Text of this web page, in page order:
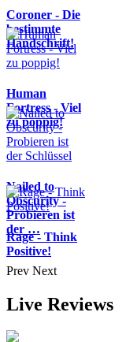
Coroner - Die
bestimmte
Handschrift!
Human
Fortress - Viel
zu poppig!
Nailed to
Obscurity -
Probieren ist
der …
Rage - Think
Positive!
Prev Next
Live Reviews